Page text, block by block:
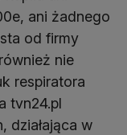
ani żadnego
od firmy
nie
respiratora
tvn24.pl
działająca w